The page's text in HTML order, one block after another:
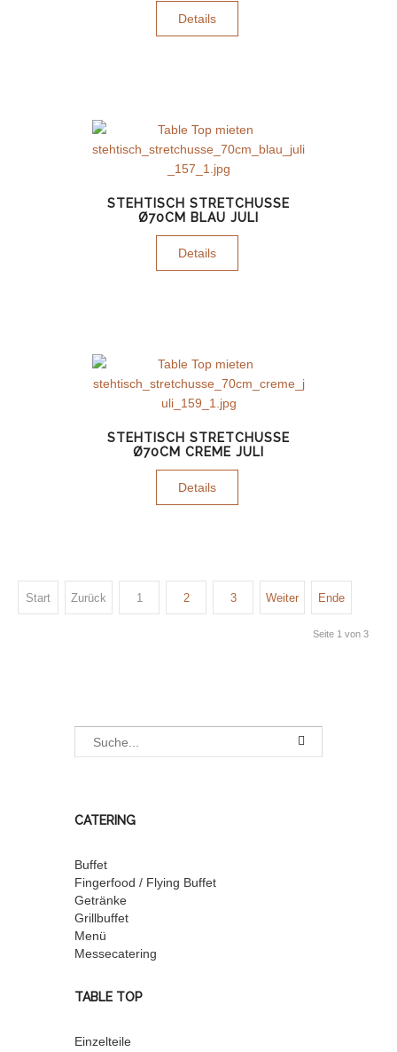
Details
STEHTISCH STRETCHUSSE
Ø70CM BLAU JULI
Details
STEHTISCH STRETCHUSSE
Ø70CM CREME JULI
Details
Start Zurück 1 2 3 Weiter Ende
Seite 1 von 3
CATERING
Buffet
Fingerfood / Flying Buffet
Getränke
Grillbuffet
Menü
Messecatering
TABLE TOP
Einzelteile